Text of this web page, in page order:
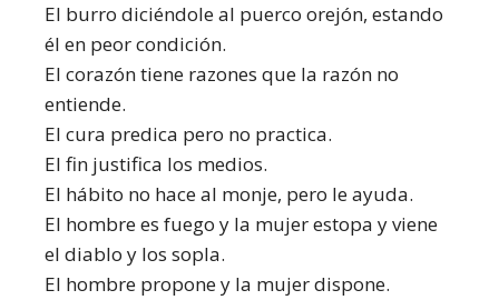
El burro diciéndole al puerco orejón, estando
él en peor condición.
El corazón tiene razones que la razón no
entiende.
El cura predica pero no practica.
El fin justifica los medios.
El hábito no hace al monje, pero le ayuda.
El hombre es fuego y la mujer estopa y viene
el diablo y los sopla.
El hombre propone y la mujer dispone.